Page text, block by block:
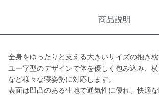
商品説明
全身をゆったりと支える大きいサイズの抱き枕
ユー字型のデザインで体を優しく包み込み、
など様々な寝姿勢に対応します。
表面は凹凸のある生地で通気性に優れ、快適